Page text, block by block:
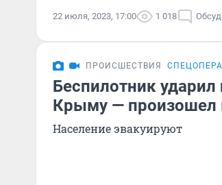
22 июля, 2023, 17:00 1 018
ПРОИСШЕСТВИЯ
Беспилотник
Крыму — произошел
Население эвакуируют